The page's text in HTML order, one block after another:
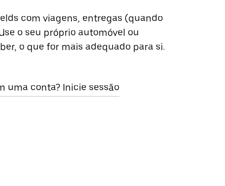
com viagens, entregas (quando
o seu próprio automóvel ou
o que for mais adequado para si.
uma conta? Inicie sessão